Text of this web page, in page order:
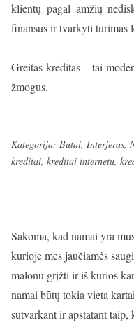
klientų pagal amžių
finansus ir tvarkyti turimas
Greitas kreditas – tai
žmogus.
Kategorija:Butai,Interjeras,
kreditai,kreditai internetu,
Sakoma, kad namai yra
kurioje mes jaučiamės
malonu grįžti ir iš kurios
namai būtų tokia vieta
sutvarkant ir apstatant